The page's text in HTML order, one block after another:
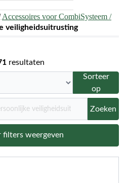
Accessoires voor CombiSysteem /
veiligheidsuitrusting
resultaten
Sorteer
op
Zoeken
filters weergeven